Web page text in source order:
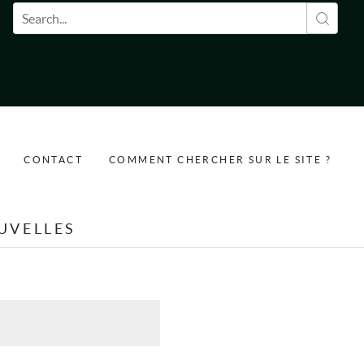
Formulaire de recherche
CONTACT COMMENT CHERCHER SUR LE SITE ?